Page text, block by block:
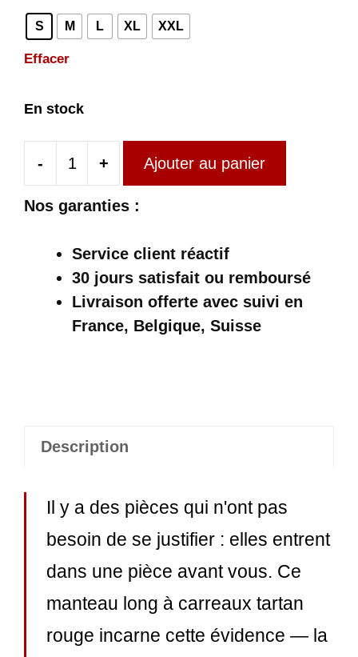
S M L XL XXL
Effacer
En stock
-
quantité
de
Écossais
Rouge
Long
+ Ajouter au panier
Nos garanties :
Service client réactif
30 jours satisfait ou remboursé
Livraison offerte avec suivi en
France, Belgique, Suisse
Description
Il y a des pièces qui n'ont pas
besoin de se justifier : elles entrent
dans une pièce avant vous. Ce
manteau long à carreaux tartan
rouge incarne cette évidence — la